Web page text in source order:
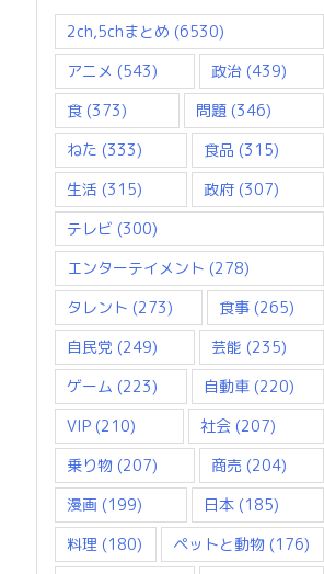
2ch,5chまとめ (6530)
アニメ (543) 政治 (439)
食 (373) 問題 (346)
ねた (333) 食品 (315)
生活 (315) 政府 (307)
テレビ (300)
エンターテイメント (278)
タレント (273) 食事 (265)
自民党 (249) 芸能 (235)
ゲーム (223) 自動車 (220)
VIP (210) 社会 (207)
乗り物 (207) 商売 (204)
漫画 (199) 日本 (185)
料理 (180) ペットと動物 (176)